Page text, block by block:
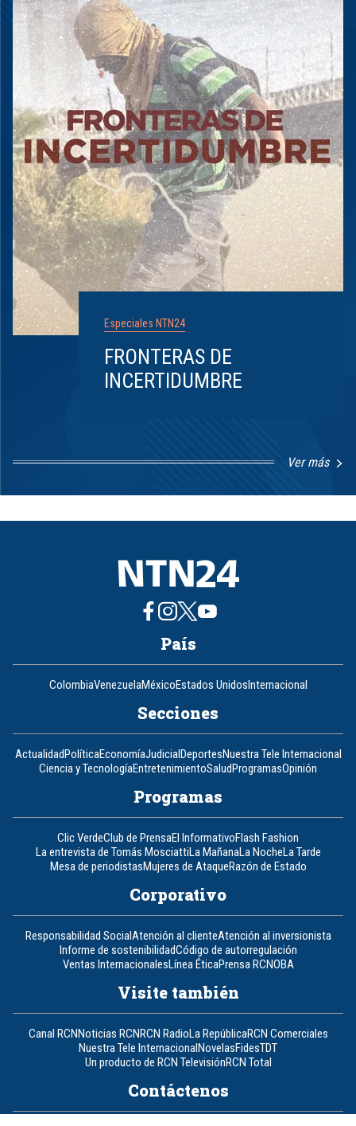
Especiales NTN24
FRONTERAS DE
INCERTIDUMBRE
Ver más
8
País
ColombiaVenezuelaMéxicoEstados UnidosInternacional
Secciones
ActualidadPolíticaEconomíaJudicialDeportesNuestra Tele Internacional
Ciencia y TecnologíaEntretenimientoSaludProgramasOpinión
Programas
Clic VerdeClub de PrensaEl InformativoFlash Fashion
La entrevista de Tomás MosciattiLa MañanaLa NocheLa Tarde
Mesa de periodistasMujeres de AtaqueRazón de Estado
Corporativo
Responsabilidad SocialAtención al clienteAtención al inversionista
Informe de sostenibilidadCódigo de autorregulación
Ventas InternacionalesLínea ÉticaPrensa RCNOBA
Visite también
Canal RCNNoticias RCNRCN RadioLa RepúblicaRCN Comerciales
Nuestra Tele InternacionalNovelasFidesTDT
Un producto de RCN TelevisiónRCN Total
Contáctenos